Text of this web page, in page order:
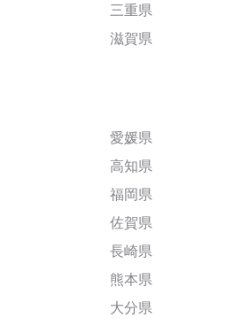
三重県
滋賀県
愛媛県
高知県
福岡県
佐賀県
長崎県
熊本県
大分県